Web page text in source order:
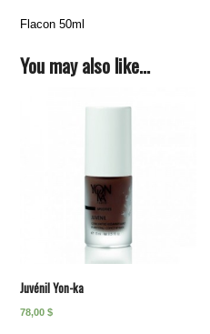
Flacon 50ml
You may also like…
Juvénil Yon-ka
78,00$